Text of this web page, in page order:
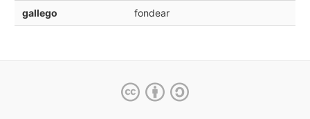
gallego fondear